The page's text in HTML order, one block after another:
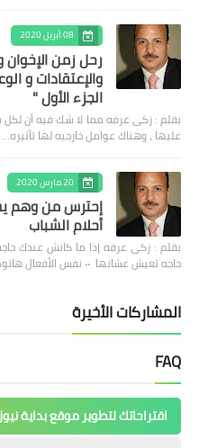
08 أبريل 2020
رحل زمن الإخوان
والإعتقادات و
الجزء الأول "
بقلم : زكى عرفه مما لا شك فيه أن
عليها ، وهناك عوامل خارجيه لها تأثيره…
20 مارس 2020
أحلام الشباب
حاجه تعيش عشانها ٠٠ نفس الأفعال هاتوص…
المشاركات الأخيرة
FAQ
اقتراحاتك لتطوير موقع بداية